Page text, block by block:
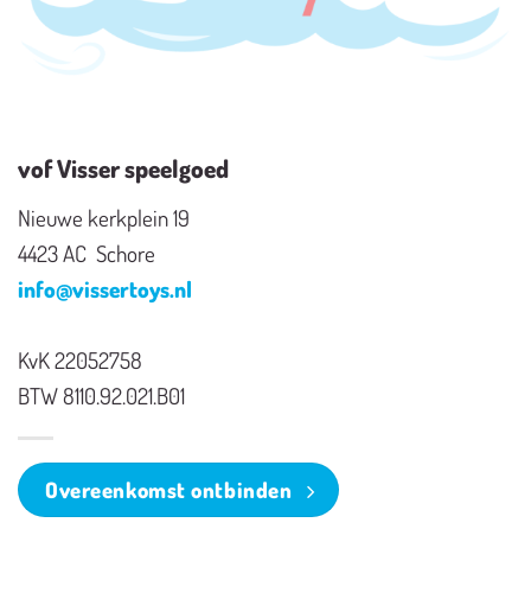
vof Visser speelgoed
Nieuwe kerkplein 19
4423 AC Schore
info@vissertoys.nl
KvK 22052758
BTW 8110.92.021.B01
Overeenkomst ontbinden